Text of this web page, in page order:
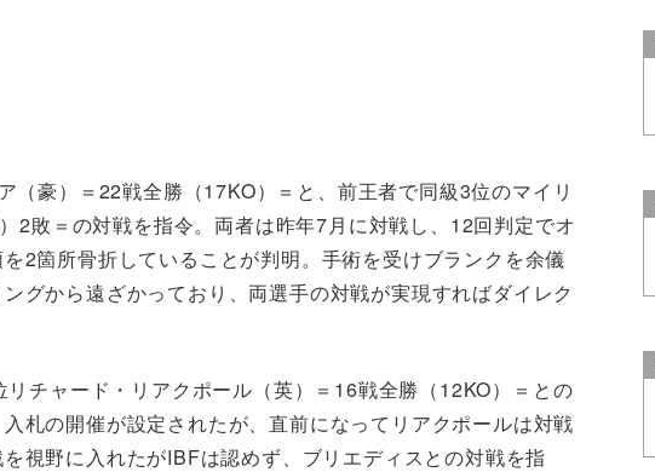
（豪）＝22戦全勝（17KO）＝と、前王者で同級3位のマイリ
2敗＝の対戦を指令。両者は昨年7月に対戦し、12回判定でオ
2箇所骨折していることが判明。手術を受けブランクを余儀
グから遠ざかっており、両選手の対戦が実現すればダイレク
チャード・リアクポール（英）＝16戦全勝（12KO）＝との
札の開催が設定されたが、直前になってリアクポールは対戦
視野に入れたがIBFは認めず、ブリエディスとの対戦を指